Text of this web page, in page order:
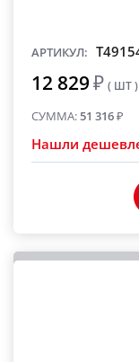
АРТИКУЛ:
12 829₽ ( ШТ )
СУММА:51 316₽
Нашли